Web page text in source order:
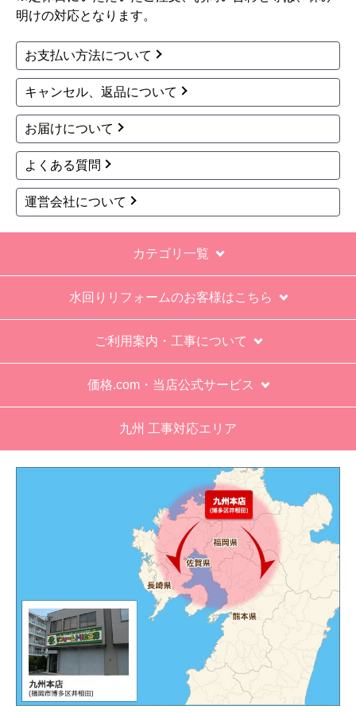
明けの対応となります。
お支払い方法について
キャンセル、返品について
お届けについて
よくある質問
運営会社について
カテゴリ一覧
水回りリフォームのお客様はこちら
ご利用案内・工事について
価格.com・当店公式サービス
九州 工事対応エリア